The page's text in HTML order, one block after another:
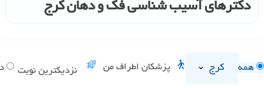
دکترهای آسیب شناسی فک و دهان کرج
همه کرج پزشکان اطراف من نزدیکترین نوبت